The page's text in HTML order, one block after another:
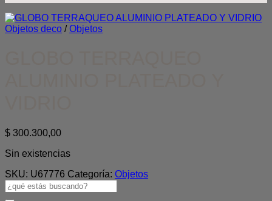
Objetos deco / Objetos
$ 300.300,00
Sin existencias
SKU: U67776 Categoría: Objetos
Buscar
por: